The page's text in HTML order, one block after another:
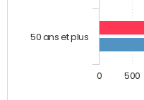
50 ans et plus
0 500